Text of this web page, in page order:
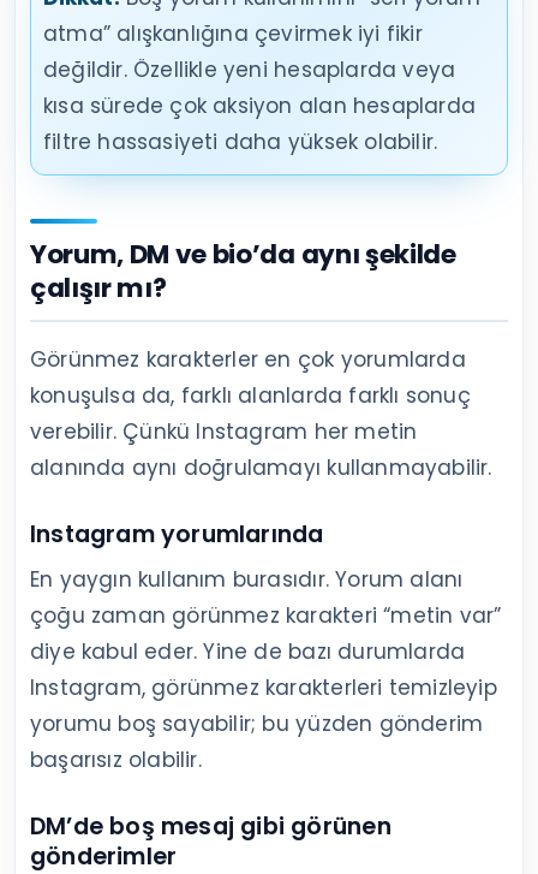
atma” alışkanlığına çevirmek iyi fikir
değildir. Özellikle yeni hesaplarda veya
kısa sürede çok aksiyon alan hesaplarda
filtre hassasiyeti daha yüksek olabilir.
Yorum, DM ve bio’da aynı şekilde
çalışır mı?
Görünmez karakterler en çok yorumlarda
konuşulsa da, farklı alanlarda farklı sonuç
verebilir. Çünkü Instagram her metin
alanında aynı doğrulamayı kullanmayabilir.
Instagram yorumlarında
En yaygın kullanım burasıdır. Yorum alanı
çoğu zaman görünmez karakteri “metin var”
diye kabul eder. Yine de bazı durumlarda
Instagram, görünmez karakterleri temizleyip
yorumu boş sayabilir; bu yüzden gönderim
başarısız olabilir.
DM’de boş mesaj gibi görünen
gönderimler